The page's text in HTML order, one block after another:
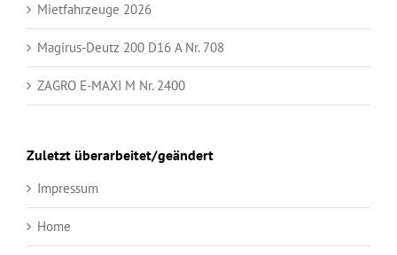
Mietfahrzeuge 2026
Magirus-Deutz 200 D16 A Nr. 708
ZAGRO E-MAXI M Nr. 2400
Zuletzt überarbeitet/geändert
Impressum
Home